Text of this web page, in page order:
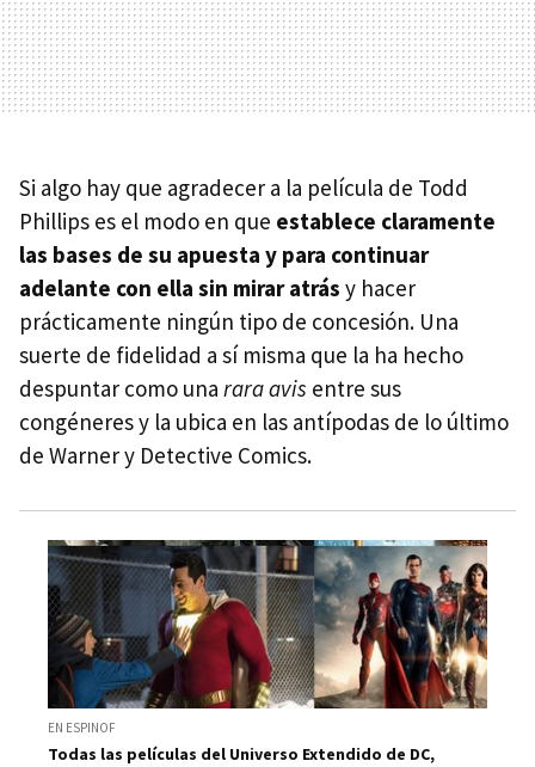
Si algo hay que agradecer a la película de Todd
Phillips es el modo en que establece claramente
las bases de su apuesta y para continuar
adelante con ella sin mirar atrás y hacer
prácticamente ningún tipo de concesión. Una
suerte de fidelidad a sí misma que la ha hecho
despuntar como una rara avis entre sus
congéneres y la ubica en las antípodas de lo último
de Warner y Detective Comics.
EN ESPINOF
Todas las películas del Universo Extendido de DC,